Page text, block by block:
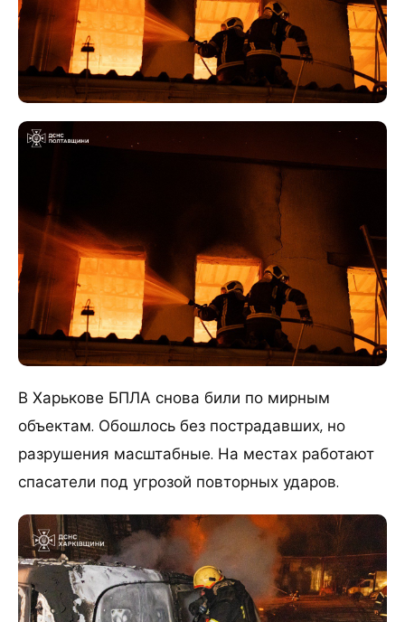
В Харькове БПЛА снова били по мирным
объектам. Обошлось без пострадавших, но
разрушения масштабные. На местах работают
спасатели под угрозой повторных ударов.